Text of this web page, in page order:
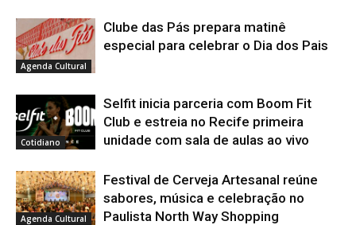
Agenda Cultural
Clube das Pás prepara matinê
especial para celebrar o Dia dos Pais
Cotidiano
Selfit inicia parceria com Boom Fit
Club e estreia no Recife primeira
unidade com sala de aulas ao vivo
Agenda Cultural
Festival de Cerveja Artesanal reúne
sabores, música e celebração no
Paulista North Way Shopping